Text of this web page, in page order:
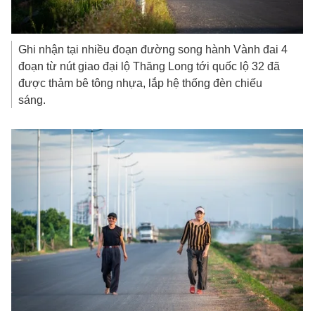
Ghi nhận tại nhiều đoạn đường song hành Vành đai 4
đoạn từ nút giao đại lộ Thăng Long tới quốc lộ 32 đã
được thảm bê tông nhựa, lắp hệ thống đèn chiếu
sáng.